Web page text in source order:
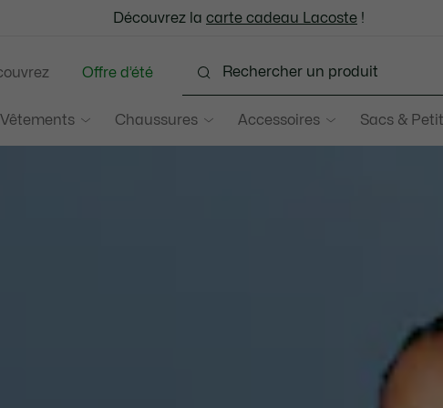
Découvrez la carte cadeau Lacoste !
Échanges gratuits sous 30 jours.*
: découvrez notre sélection à prix réduits. Dernières tailles.
Vêtements Chaussures Accessoires Sacs &
Offre d’été